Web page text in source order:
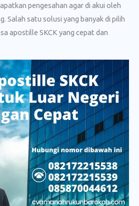
pengesahan agar di akui oleh
Salah satu solusi yang banyak di pilih
apostille SKCK yang cepat dan